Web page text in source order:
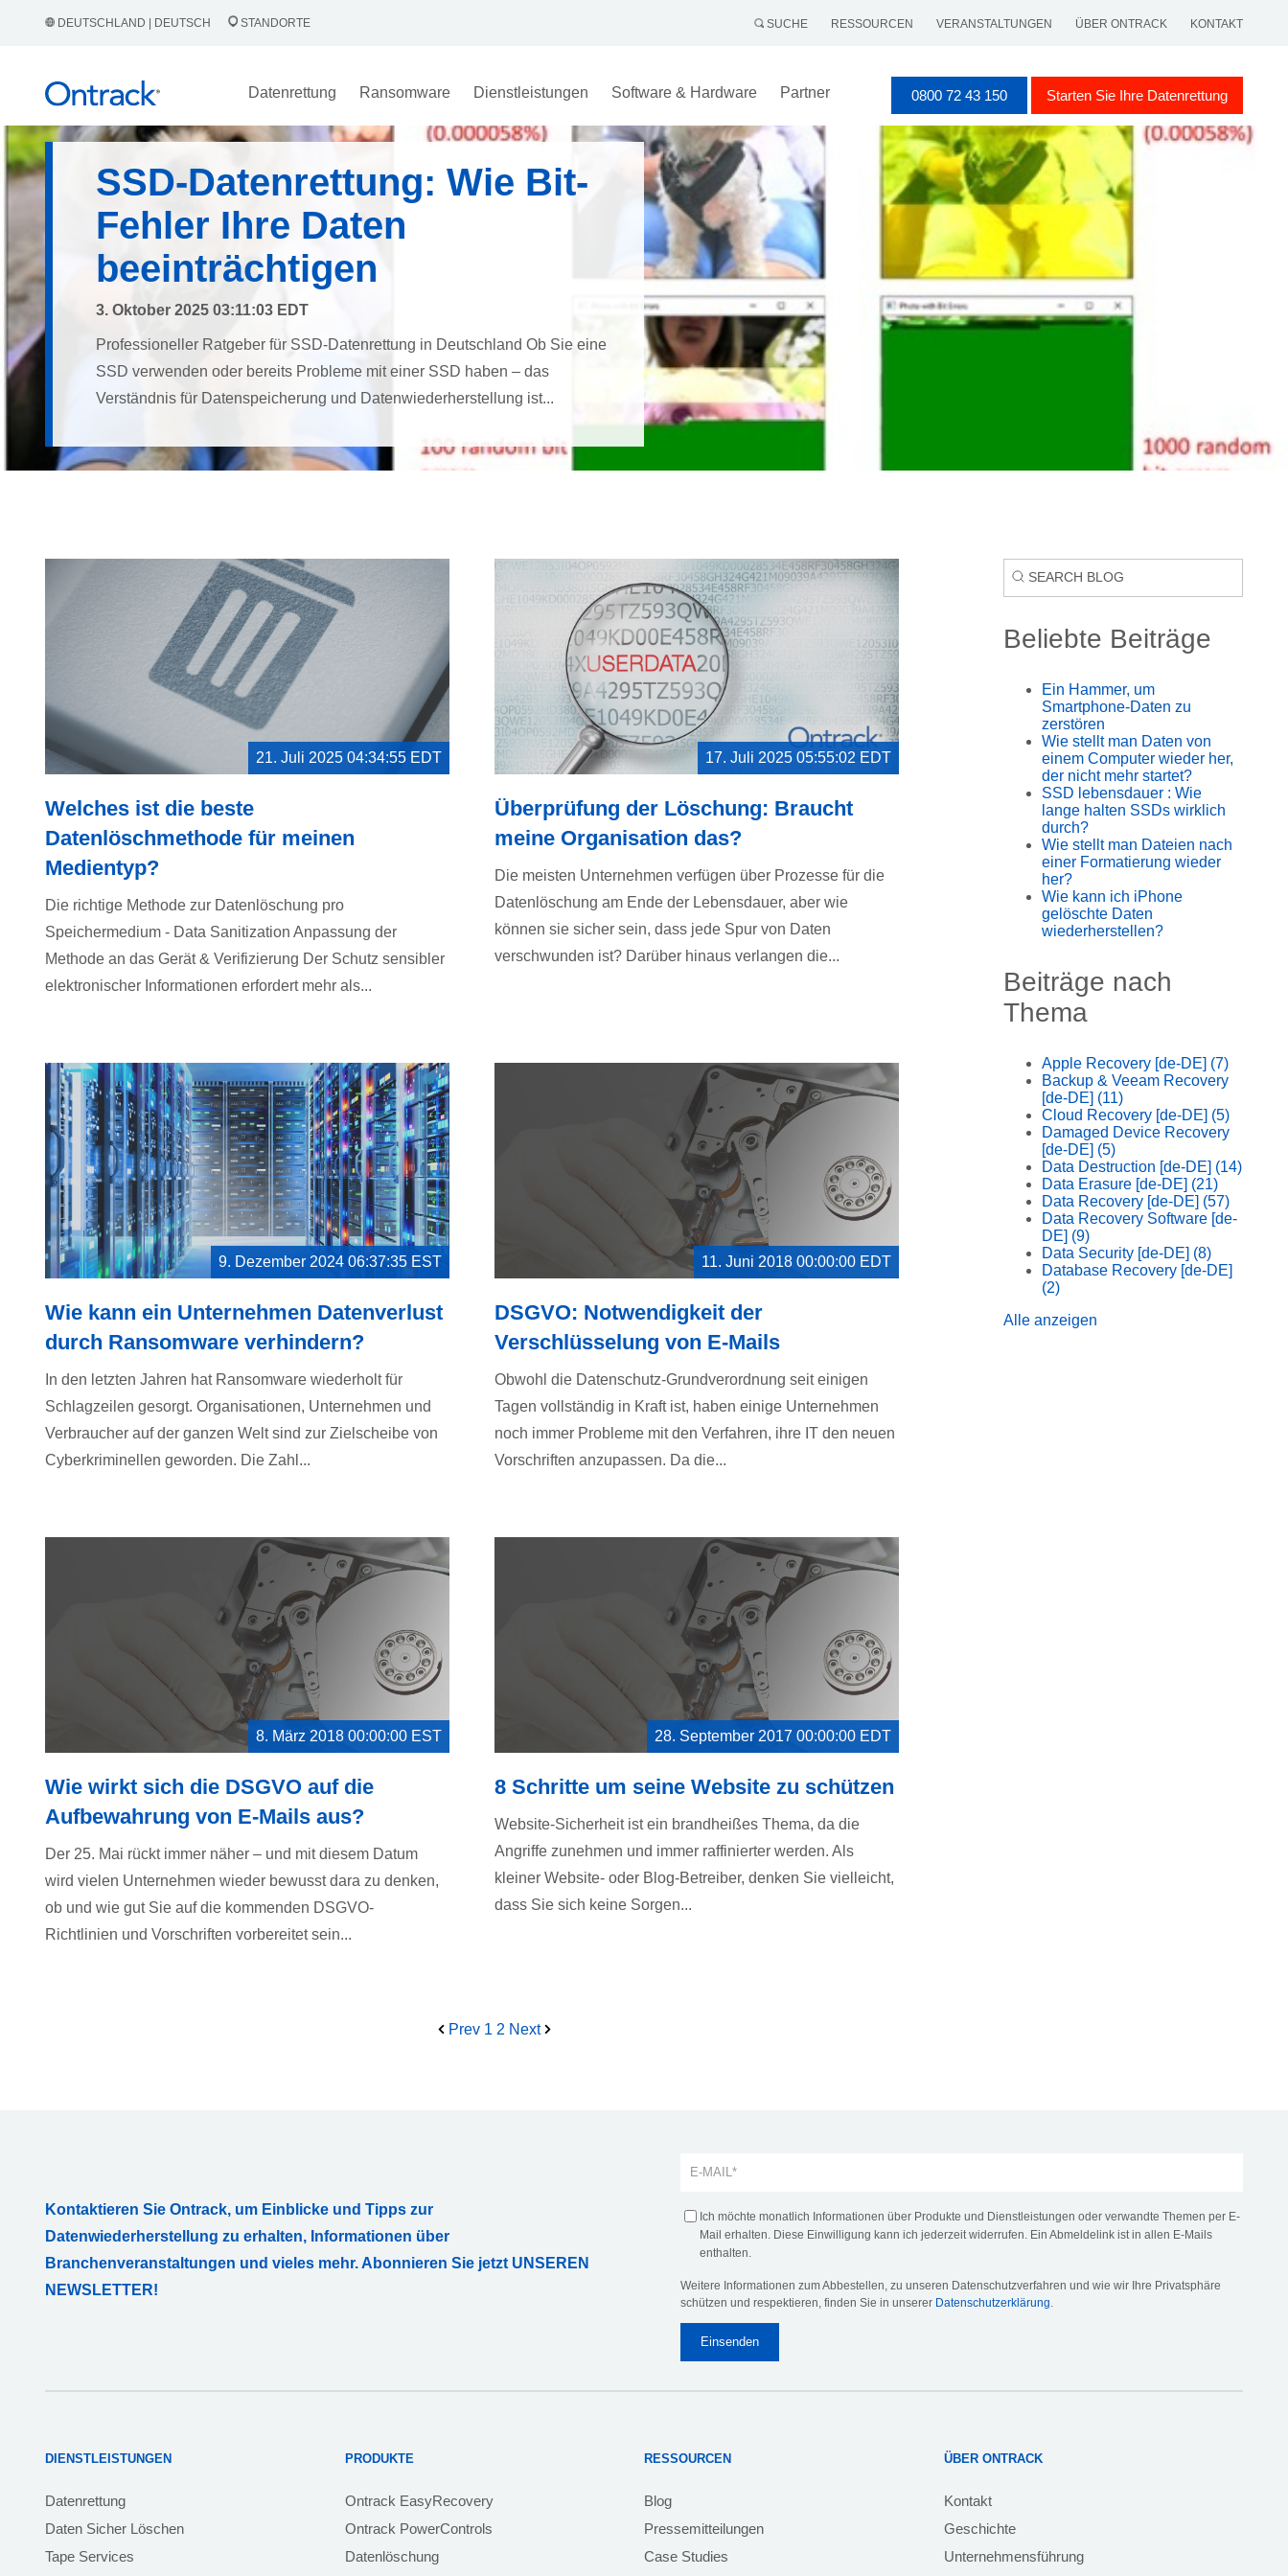
DEUTSCHLAND | DEUTSCH STANDORTE SUCHE RESSOURCEN VERANSTALTUNGEN ÜBER ONTRACK KONTAKT
Datenrettung Ransomware Dienstleistungen Software & Hardware Partner 0800 72 43 150 Starten Sie Ihre Datenrettung
SSD-Datenrettung: Wie Bit-
Fehler Ihre Daten
beeinträchtigen
3. Oktober 2025 03:11:03 EDT
Professioneller Ratgeber für SSD-Datenrettung in Deutschland Ob Sie eine
SSD verwenden oder bereits Probleme mit einer SSD haben – das
Verständnis für Datenspeicherung und Datenwiederherstellung ist...
21. Juli 2025 04:34:55 EDT
Welches ist die beste
Datenlöschmethode für meinen
Medientyp?
Die richtige Methode zur Datenlöschung pro
Speichermedium - Data Sanitization Anpassung der
Methode an das Gerät & Verifizierung Der Schutz sensibler
elektronischer Informationen erfordert mehr als...
17. Juli 2025 05:55:02 EDT
Überprüfung der Löschung: Braucht
meine Organisation das?
Die meisten Unternehmen verfügen über Prozesse für die
Datenlöschung am Ende der Lebensdauer, aber wie
können sie sicher sein, dass jede Spur von Daten
verschwunden ist? Darüber hinaus verlangen die...
9. Dezember 2024 06:37:35 EST
Wie kann ein Unternehmen Datenverlust
durch Ransomware verhindern?
In den letzten Jahren hat Ransomware wiederholt für
Schlagzeilen gesorgt. Organisationen, Unternehmen und
Verbraucher auf der ganzen Welt sind zur Zielscheibe von
Cyberkriminellen geworden. Die Zahl...
11. Juni 2018 00:00:00 EDT
DSGVO: Notwendigkeit der
Verschlüsselung von E-Mails
Obwohl die Datenschutz-Grundverordnung seit einigen
Tagen vollständig in Kraft ist, haben einige Unternehmen
noch immer Probleme mit den Verfahren, ihre IT den neuen
Vorschriften anzupassen. Da die...
8. März 2018 00:00:00 EST
Wie wirkt sich die DSGVO auf die
Aufbewahrung von E-Mails aus?
Der 25. Mai rückt immer näher – und mit diesem Datum
wird vielen Unternehmen wieder bewusst dara zu denken,
ob und wie gut Sie auf die kommenden DSGVO-
Richtlinien und Vorschriften vorbereitet sein...
28. September 2017 00:00:00 EDT
8 Schritte um seine Website zu schützen
Website-Sicherheit ist ein brandheißes Thema, da die
Angriffe zunehmen und immer raffinierter werden. Als
kleiner Website- oder Blog-Betreiber, denken Sie vielleicht,
dass Sie sich keine Sorgen...
Prev 1 2 Next
Beliebte Beiträge
Ein Hammer, um
Smartphone-Daten zu
zerstören
Wie stellt man Daten von
einem Computer wieder her,
der nicht mehr startet?
SSD lebensdauer : Wie
lange halten SSDs wirklich
durch?
Wie stellt man Dateien nach
einer Formatierung wieder
her?
Wie kann ich iPhone
gelöschte Daten
wiederherstellen?
Beiträge nach
Thema
Apple Recovery [de-DE] (7)
Backup & Veeam Recovery
[de-DE] (11)
Cloud Recovery [de-DE] (5)
Damaged Device Recovery
[de-DE] (5)
Data Destruction [de-DE] (14)
Data Erasure [de-DE] (21)
Data Recovery [de-DE] (57)
Data Recovery Software [de-
DE] (9)
Data Security [de-DE] (8)
Database Recovery [de-DE]
(2)
Alle anzeigen
Kontaktieren Sie Ontrack, um Einblicke und Tipps zur
Datenwiederherstellung zu erhalten, Informationen über
Branchenveranstaltungen und vieles mehr. Abonnieren Sie jetzt UNSEREN
NEWSLETTER!
Ich möchte monatlich Informationen über Produkte und Dienstleistungen oder verwandte Themen per E-
Mail erhalten. Diese Einwilligung kann ich jederzeit widerrufen. Ein Abmeldelink ist in allen E-Mails
enthalten.
Weitere Informationen zum Abbestellen, zu unseren Datenschutzverfahren und wie wir Ihre Privatsphäre
schützen und respektieren, finden Sie in unserer Datenschutzerklärung
DIENSTLEISTUNGEN
Datenrettung
Daten Sicher Löschen
Tape Services
PRODUKTE
Ontrack EasyRecovery
Ontrack PowerControls
Datenlöschung
RESSOURCEN
Blog
Pressemitteilungen
Case Studies
ÜBER ONTRACK
Kontakt
Geschichte
Unternehmensführung